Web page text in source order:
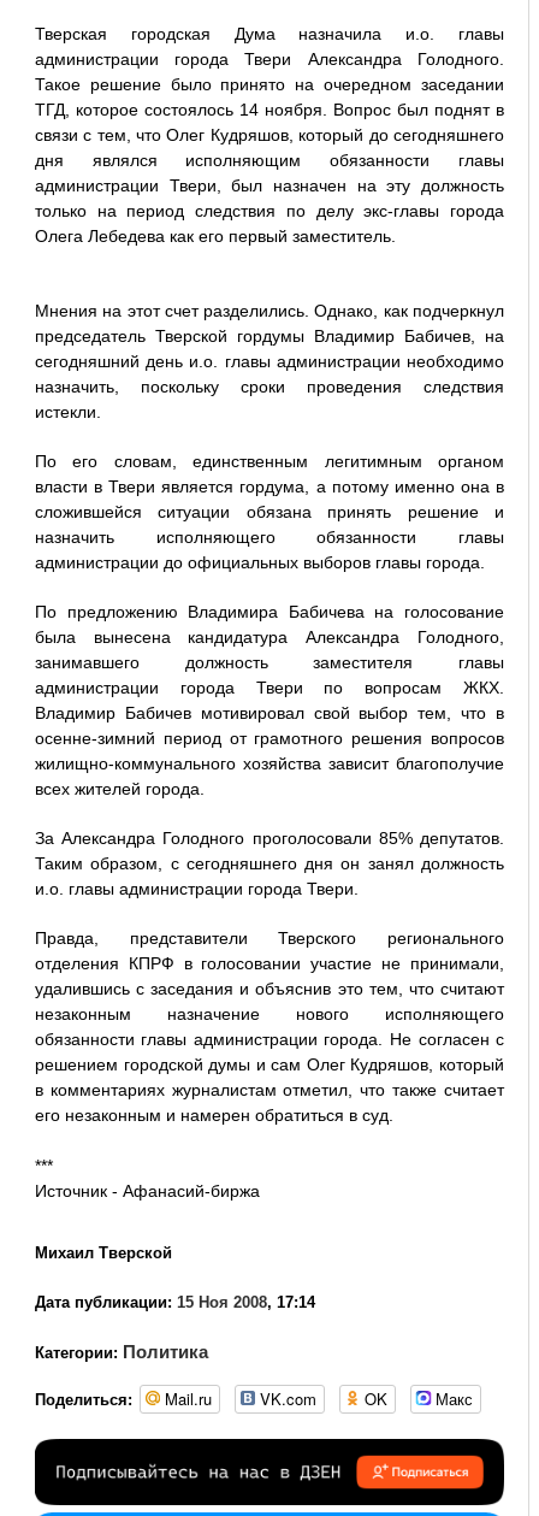
Тверская городская Дума назначила и.о. главы
администрации города Твери Александра Голодного.
Такое решение было принято на очередном заседании
ТГД, которое состоялось 14 ноября. Вопрос был поднят в
связи с тем, что Олег Кудряшов, который до сегодняшнего
дня являлся исполняющим обязанности главы
администрации Твери, был назначен на эту должность
только на период следствия по делу экс-главы города
Олега Лебедева как его первый заместитель.
Мнения на этот счет разделились. Однако, как подчеркнул
председатель Тверской гордумы Владимир Бабичев, на
сегодняшний день и.о. главы администрации необходимо
назначить, поскольку сроки проведения следствия
истекли.
По его словам, единственным легитимным органом
власти в Твери является гордума, а потому именно она в
сложившейся ситуации обязана принять решение и
назначить исполняющего обязанности главы
администрации до официальных выборов главы города.
По предложению Владимира Бабичева на голосование
была вынесена кандидатура Александра Голодного,
занимавшего должность заместителя главы
администрации города Твери по вопросам ЖКХ.
Владимир Бабичев мотивировал свой выбор тем, что в
осенне-зимний период от грамотного решения вопросов
жилищно-коммунального хозяйства зависит благополучие
всех жителей города.
За Александра Голодного проголосовали 85% депутатов.
Таким образом, с сегодняшнего дня он занял должность
и.о. главы администрации города Твери.
Правда, представители Тверского регионального
отделения КПРФ в голосовании участие не принимали,
удалившись с заседания и объяснив это тем, что считают
незаконным назначение нового исполняющего
обязанности главы администрации города. Не согласен с
решением городской думы и сам Олег Кудряшов, который
в комментариях журналистам отметил, что также считает
его незаконным и намерен обратиться в суд.
***
Источник - Афанасий-биржа
Михаил Тверской
Дата публикации: 15 Ноя 2008, 17:14
Категории: Политика
Поделиться: Mail.ru VK.com OK Макс